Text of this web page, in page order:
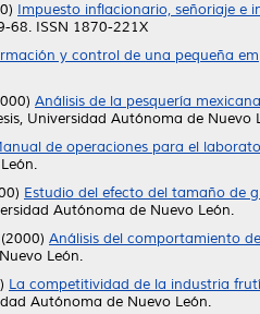
Impuesto inflacionario, señoriaje e
68. ISSN 1870-221X
y control de una pequeña
Análisis de la pesquería
Universidad Autónoma de Nuevo
de operaciones para el
Estudio del efecto del tamaño de
Autónoma de Nuevo León.
(2000) Análisis del comportamiento
León.
La competitividad de la industria
Autónoma de Nuevo León.